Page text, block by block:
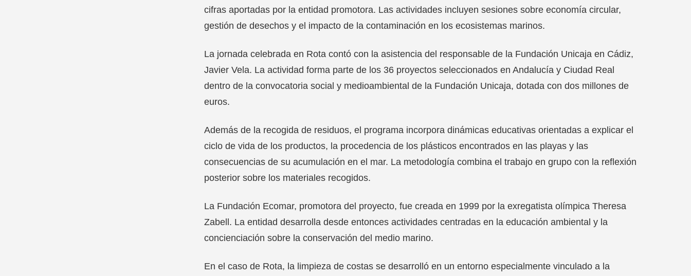
cifras aportadas por la entidad promotora. Las actividades incluyen sesiones sobre economía circular,
gestión de desechos y el impacto de la contaminación en los ecosistemas marinos.
La jornada celebrada en Rota contó con la asistencia del responsable de la Fundación Unicaja en Cádiz,
Javier Vela. La actividad forma parte de los 36 proyectos seleccionados en Andalucía y Ciudad Real
dentro de la convocatoria social y medioambiental de la Fundación Unicaja, dotada con dos millones de
euros.
Además de la recogida de residuos, el programa incorpora dinámicas educativas orientadas a explicar el
ciclo de vida de los productos, la procedencia de los plásticos encontrados en las playas y las
consecuencias de su acumulación en el mar. La metodología combina el trabajo en grupo con la reflexión
posterior sobre los materiales recogidos.
La Fundación Ecomar, promotora del proyecto, fue creada en 1999 por la exregatista olímpica Theresa
Zabell. La entidad desarrolla desde entonces actividades centradas en la educación ambiental y la
concienciación sobre la conservación del medio marino.
En el caso de Rota, la limpieza de costas se desarrolló en un entorno especialmente vinculado a la